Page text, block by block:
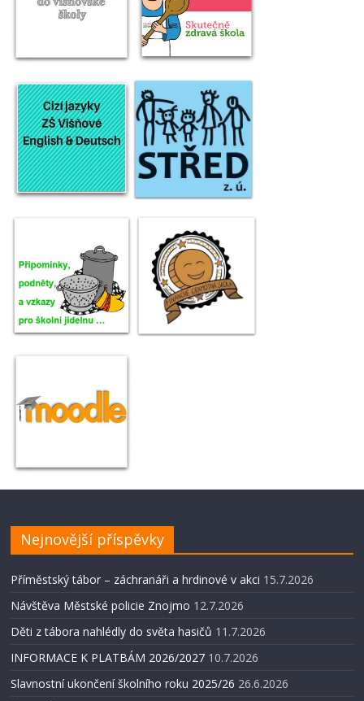
Nejnovější příspěvky
Příměstský tábor – záchranáři a hrdinové v akci 15.7.2026
Návštěva Městské policie Znojmo 12.7.2026
Děti z tábora nahlédly do světa hasičů 11.7.2026
INFORMACE K PLATBÁM 2026/2027 10.7.2026
Slavnostní ukončení školního roku 2025/26 26.6.2026